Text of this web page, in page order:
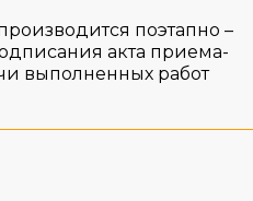
поэтапно –
акта приема-
выполненных работ